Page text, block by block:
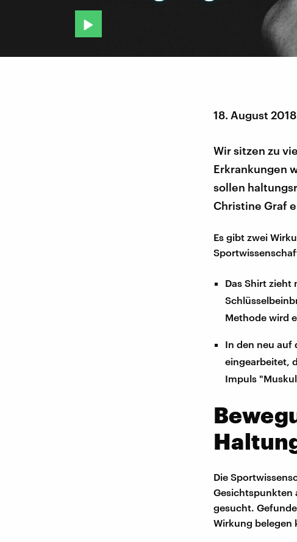
18. August 2018
Wir sitzen zu
Erkrankungen
sollen
Christine Graf
Es gibt zwei
Das Shirt zieht
Methode wird
In den neu auf
eingearbeitet,
Impuls
Die
Gesichtspunkten
gesucht.
Wirkung belegen